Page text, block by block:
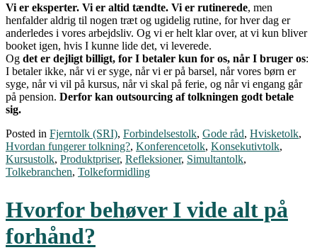
Vi er eksperter. Vi er altid tændte. Vi er rutinerede, men
henfalder aldrig til nogen træt og ugidelig rutine, for hver dag er
anderledes i vores arbejdsliv. Og vi er helt klar over, at vi kun bliver
booket igen, hvis I kunne lide det, vi leverede.
Og det er dejligt billigt, for I betaler kun for os, når I bruger os:
I betaler ikke, når vi er syge, når vi er på barsel, når vores børn er
syge, når vi vil på kursus, når vi skal på ferie, og når vi engang går
på pension. Derfor kan outsourcing af tolkningen godt betale
sig.
Posted in Fjerntolk (SRI), Forbindelsestolk, Gode råd, Hvisketolk,
Hvordan fungerer tolkning?, Konferencetolk, Konsekutivtolk,
Kursustolk, Produktpriser, Refleksioner, Simultantolk,
Tolkebranchen, Tolkeformidling
Hvorfor behøver I vide alt på
forhånd?